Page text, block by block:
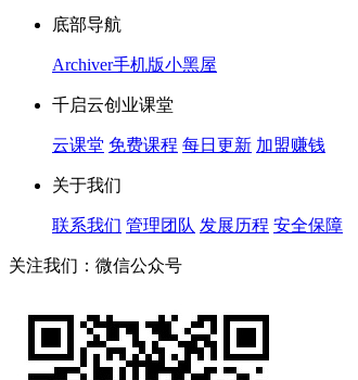
底部导航
Archiver手机版小黑屋
千启云创业课堂
云课堂 免费课程 每日更新 加盟赚钱
关于我们
联系我们 管理团队 发展历程 安全保障
关注我们：微信公众号